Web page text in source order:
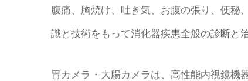
腹痛、胸焼け、吐き気、お腹の張り、便秘
識と技術をもって消化器疾患全般の診断と
胃カメラ・大腸カメラは、高性能内視鏡機